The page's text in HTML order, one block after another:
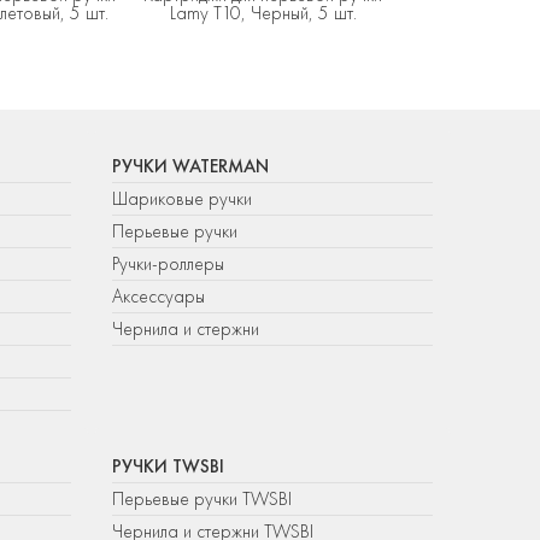
5 шт. Lamy T10, Черный, 5 шт.
РУЧКИ WATERMAN
Шариковые ручки
Перьевые ручки
Ручки-роллеры
Аксессуары
Чернила и стержни
РУЧКИ TWSBI
Перьевые ручки TWSBI
Чернила и стержни TWSBI